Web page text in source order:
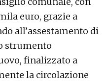
euro, grazie a
all’assestamento di
strumento
finalizzato a
la circolazione